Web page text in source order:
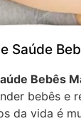
Saúde
Bebês
bebês e
da vida é